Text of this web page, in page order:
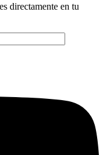
directamente en tu